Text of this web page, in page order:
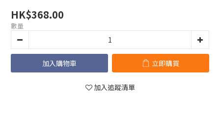
HK$368.00
數量
加入購物車 立即購買
加入追蹤清單